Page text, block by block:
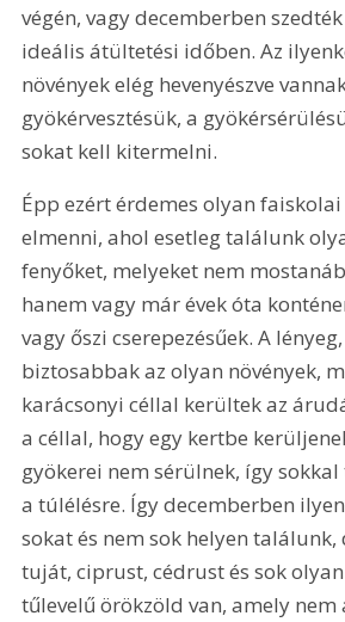
végén, vagy decemberben
ideális átültetési időben. Az
növények elég hevenyészve
gyökérvesztésük, a
sokat kell kitermelni.
Épp ezért érdemes olyan
elmenni, ahol esetleg találunk
fenyőket, melyeket nem
hanem vagy már évek óta
vagy őszi cserepezésűek. A
biztosabbak az olyan növények,
karácsonyi céllal kerültek az
a céllal, hogy egy kertbe
gyökerei nem sérülnek, így
a túlélésre. Így decemberben
sokat és nem sok helyen
tuját, ciprust, cédrust és sok
tűlevelű örökzöld van, amely nem